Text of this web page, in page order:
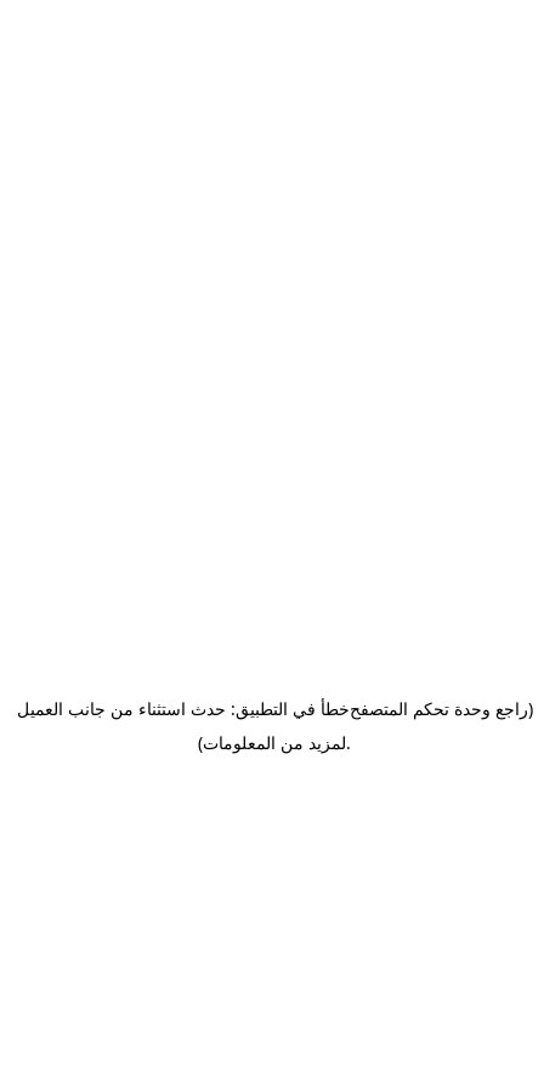
خطأ في التطبيق: حدث استثناء من جانب العميل(راجع وحدة تحكم المتصفح
لمزيد من المعلومات).